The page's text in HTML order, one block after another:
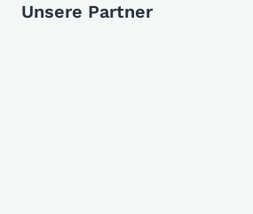
Unsere Partner